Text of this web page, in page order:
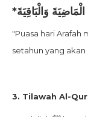
"Puasa hari Arafah
setahun yang akan
3. Tilawah Al-